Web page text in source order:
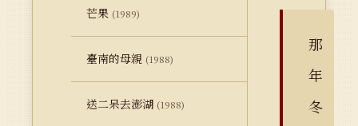
芒果 (1989)
臺南的母親 (1988)
送二呆去澎湖 (1988)
那
年
冬